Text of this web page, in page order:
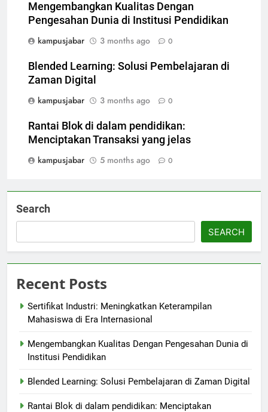
Mengembangkan Kualitas Dengan
Pengesahan Dunia di Institusi Pendidikan
kampusjabar
3 months ago 0
Blended Learning: Solusi Pembelajaran di
Zaman Digital
kampusjabar
3 months ago 0
Rantai Blok di dalam pendidikan:
Menciptakan Transaksi yang jelas
kampusjabar
5 months ago 0
Search
SEARCH
Recent Posts
Sertifikat Industri: Meningkatkan Keterampilan
Mahasiswa di Era Internasional
Mengembangkan Kualitas Dengan Pengesahan Dunia di
Institusi Pendidikan
Blended Learning: Solusi Pembelajaran di Zaman Digital
Rantai Blok di dalam pendidikan: Menciptakan